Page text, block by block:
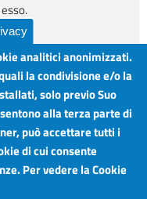
Commercio del Sud
analitici anonimizzati.
la condivisione e/o la
solo previo Suo
alla terza parte di
può accettare tutti i
di cui consente
Per vedere la Cookie